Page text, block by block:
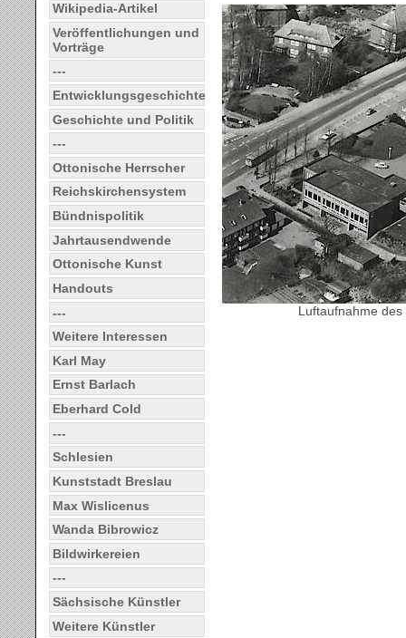
Wikipedia-Artikel
Veröffentlichungen und
Vorträge
---
Entwicklungsgeschichte
Geschichte und Politik
---
Ottonische Herrscher
Reichskirchensystem
Bündnispolitik
Jahrtausendwende
Ottonische Kunst
Handouts
---
Weitere Interessen
Karl May
Ernst Barlach
Eberhard Cold
---
Schlesien
Kunststadt Breslau
Max Wislicenus
Wanda Bibrowicz
Bildwirkereien
---
Sächsische Künstler
Weitere Künstler
Luftaufnahme